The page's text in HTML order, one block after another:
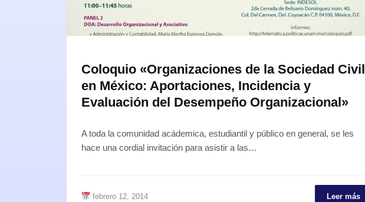
Coloquio «Organizaciones de la Sociedad Civil
en México: Aportaciones, Incidencia y
Evaluación del Desempeño Organizacional»
A toda la comunidad acádemica, estudiantil y público en general, se les
hace una cordial invitación para asistir a las…
febrero 12, 2014 Leer más